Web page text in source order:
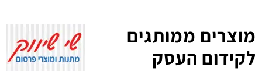
מוצרים ממותגים
לקידום העסק